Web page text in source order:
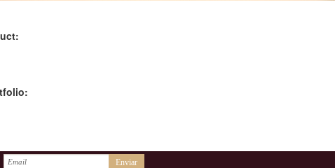
Enviar